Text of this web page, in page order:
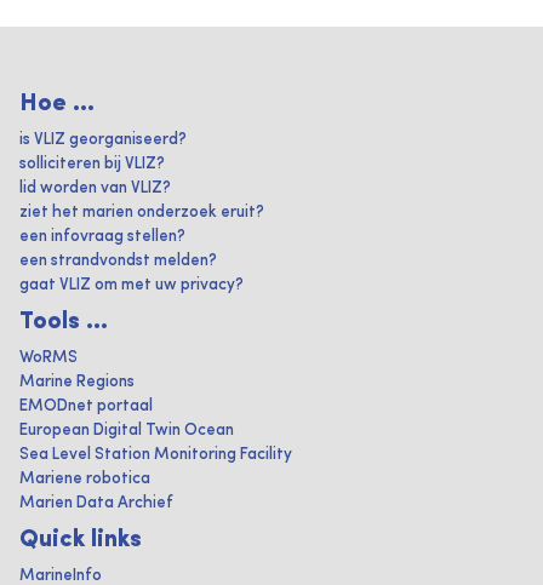
Hoe ...
is VLIZ georganiseerd?
solliciteren bij VLIZ?
lid worden van VLIZ?
ziet het marien onderzoek eruit?
een infovraag stellen?
een strandvondst melden?
gaat VLIZ om met uw privacy?
Tools ...
WoRMS
Marine Regions
EMODnet portaal
European Digital Twin Ocean
Sea Level Station Monitoring Facility
Mariene robotica
Marien Data Archief
Quick links
MarineInfo